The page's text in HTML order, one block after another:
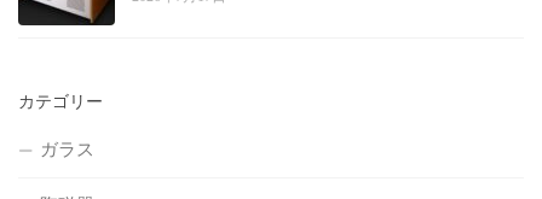
カテゴリー
ガラス